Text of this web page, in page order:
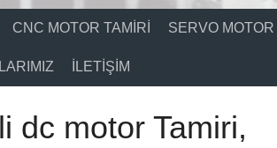
CNC MOTOR TAMIRI SERVO MOTOR
İLETIŞIM
dc motor Tamiri,